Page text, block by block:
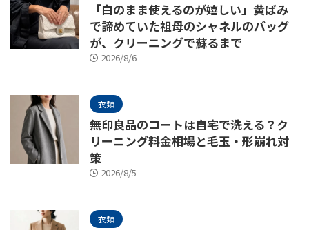
「白のまま使えるのが嬉しい」黄ばみ
で諦めていた祖母のシャネルのバッグ
が、クリーニングで蘇るまで
2026/8/6
衣類
無印良品のコートは自宅で洗える？ク
リーニング料金相場と毛玉・形崩れ対
策
2026/8/5
衣類